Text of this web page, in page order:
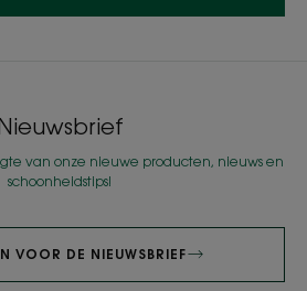
van onze nieuwe producten, nieuws en
schoonheidstips!
VOOR DE NIEUWSBRIEF